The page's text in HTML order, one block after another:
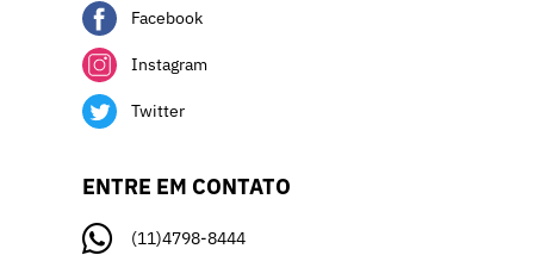
Facebook
Instagram
Twitter
ENTRE EM CONTATO
(11)4798-8444